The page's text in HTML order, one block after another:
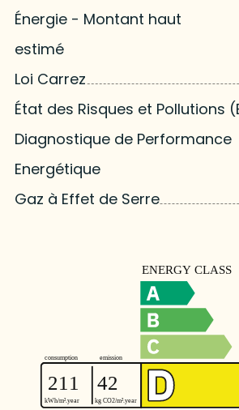
Énergie - Montant haut
estimé
Loi Carrez
État des Risques et Pollutions
Diagnostique de Performance
Energétique
Gaz à Effet de Serre